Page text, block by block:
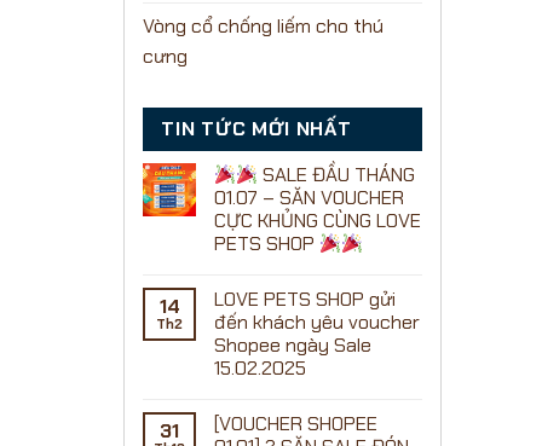
Vòng cổ chống liếm cho thú
cưng
TIN TỨC MỚI NHẤT
SALE ĐẦU THÁNG
01.07 – SĂN VOUCHER
CỰC KHỦNG CÙNG LOVE
PETS SHOP
bình
luận
ở
SALE
01.07
–
14
Th2
LOVE PETS SHOP gửi
đến khách yêu voucher
Shopee ngày Sale
15.02.2025
bình
luận
31
[VOUCHER SHOPEE